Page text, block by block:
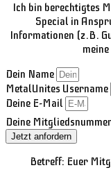
Ich bin berechtigtes
Special in
Informationen (z.B.
Dein Name
MetalUnites Username
Deine E-Mail
Deine
Jetzt anfordern
Betreff: Euer